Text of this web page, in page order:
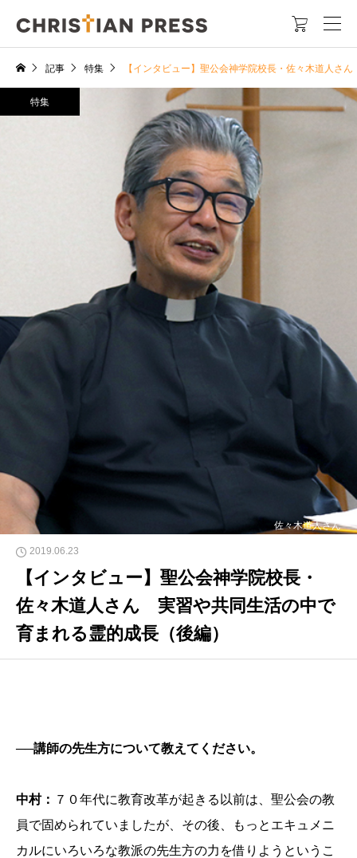

記事 特集 【インタビュー】聖公会神学院校長・佐々木道人さ
佐々木道人さん
特集
2019.06.23
【インタビュー】聖公会神学院校長・
佐々木道人さん 実習や共同生活の中で
育まれる霊的成長（後編）
──講師の先生方について教えてください。
中村： ７０年代に教育改革が起きる以前は、聖公会の教
員で固められていましたが、その後、もっとエキュメニ
カルにいろいろな教派の先生方の力を借りようというこ